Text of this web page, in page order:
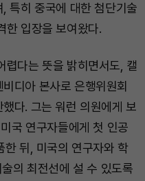
특히 중국에 대한 첨단기술
한 입장을 보여왔다.
렵다는 뜻을 밝히면서도, 캘
디아 본사로 은행위원회
다. 그는 워런 의원에게 보
국 연구자들에게 첫 인공
한 뒤, 미국의 연구자와 학
의 최전선에 설 수 있도록